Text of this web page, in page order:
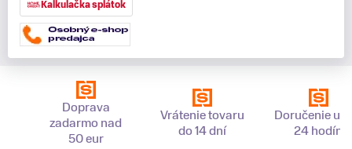
Kalkulačka splátok
Doprava
zadarmo nad
50 eur
Vrátenie tovaru
do 14 dní
Doručenie už
24 hodín